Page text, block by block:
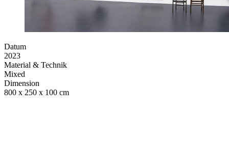
Datum
2023
Material & Technik
Mixed
Dimension
800 x 250 x 100 cm